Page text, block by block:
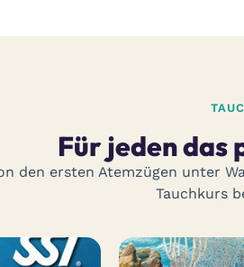
Für jeden das
den ersten Atemzügen unter
Tauchkurs